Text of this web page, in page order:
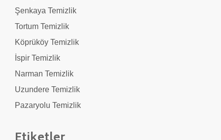
Şenkaya Temizlik
Tortum Temizlik
Köprüköy Temizlik
İspir Temizlik
Narman Temizlik
Uzundere Temizlik
Pazaryolu Temizlik